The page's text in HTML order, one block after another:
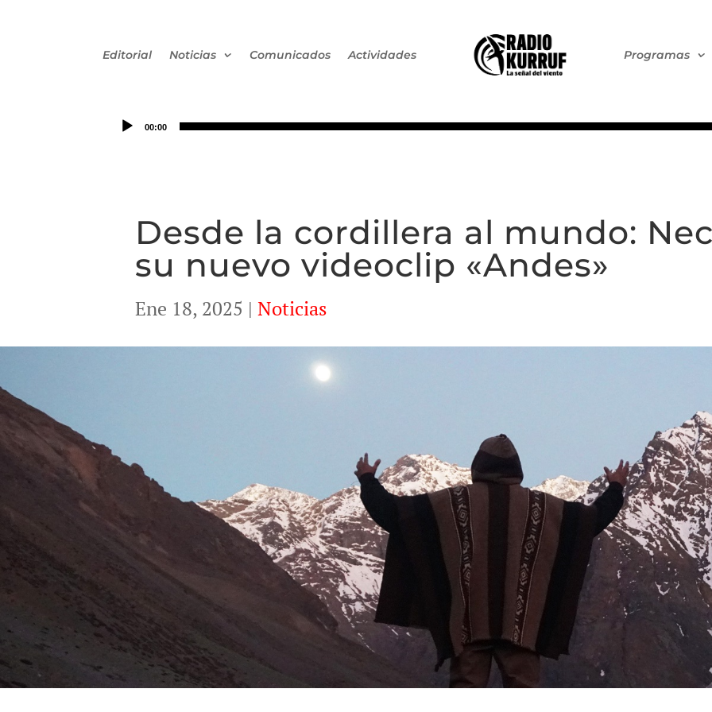
Editorial Noticias Comunicados Actividades Programas
00:00
Desde la cordillera al mundo:
su nuevo videoclip «Andes»
Ene 18, 2025 |Noticias